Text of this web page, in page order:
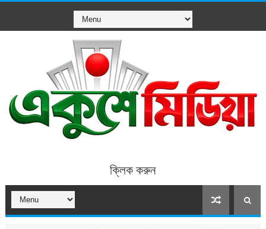
ক্লিক করুন